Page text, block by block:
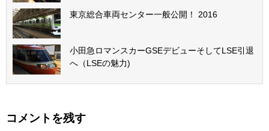
東京総合車両センター一般公開！ 2016
小田急ロマンスカーGSEデビューそしてLSE引退
へ（LSEの魅力)
コメントを残す